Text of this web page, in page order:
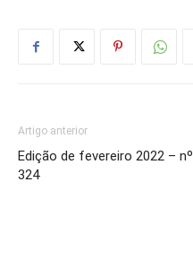
Artigo anterior
Edição de fevereiro 2022 – nº
324